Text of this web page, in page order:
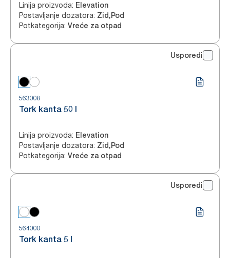
Linija proizvoda: Elevation
Postavljanje dozatora: Zid,Pod
Potkategorija: Vreće za otpad
Usporedi
563008
Tork kanta 50 l
Linija proizvoda: Elevation
Postavljanje dozatora: Zid,Pod
Potkategorija: Vreće za otpad
Usporedi
564000
Tork kanta 5 l